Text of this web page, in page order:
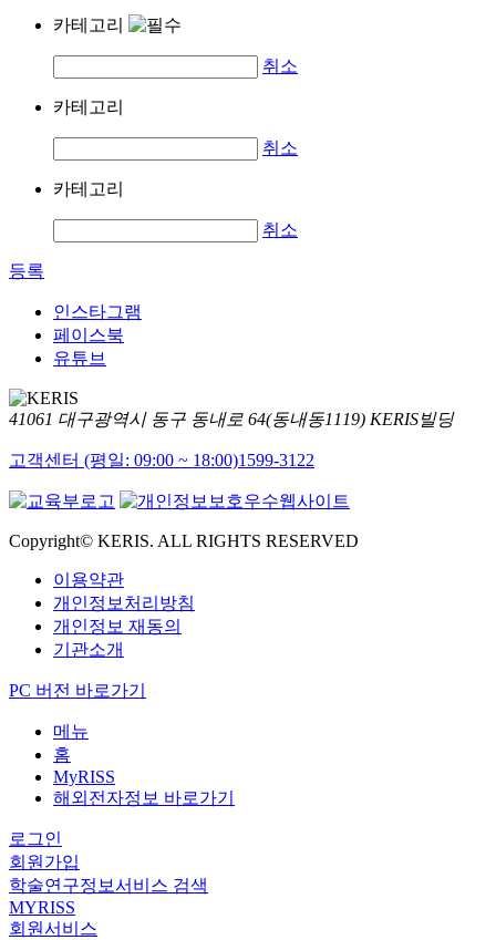
카테고리
취소
카테고리
취소
카테고리
취소
등록
인스타그램
페이스북
유튜브
41061 대구광역시 동구 동내로 64(동내동1119) KERIS빌딩
고객센터 (평일: 09:00 ~ 18:00)1599-3122
Copyright© KERIS. ALL RIGHTS RESERVED
이용약관
개인정보처리방침
개인정보 재동의
기관소개
PC 버전 바로가기
메뉴
홈
MyRISS
해외전자정보 바로가기
로그인
회원가입
학술연구정보서비스 검색
MYRISS
회원서비스